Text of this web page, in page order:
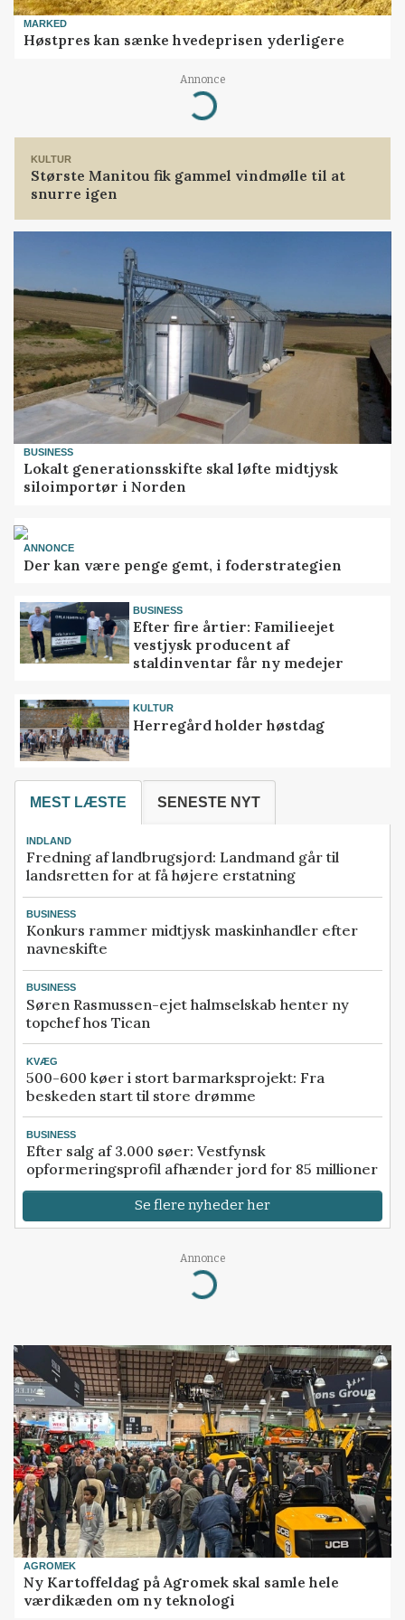
MARKED
Høstpres kan sænke hvedeprisen yderligere
Annonce
Loading...
KULTUR
Største Manitou fik gammel vindmølle til at
snurre igen
BUSINESS
Lokalt generationsskifte skal løfte midtjysk
siloimportør i Norden
ANNONCE
Der kan være penge gemt, i foderstrategien
BUSINESS
Efter fire årtier: Familieejet
vestjysk producent af
staldinventar får ny medejer
KULTUR
Herregård holder høstdag
MEST LÆSTE SENESTE NYT
INDLAND
Fredning af landbrugsjord: Landmand går til
landsretten for at få højere erstatning
BUSINESS
Konkurs rammer midtjysk maskinhandler efter
navneskifte
BUSINESS
Søren Rasmussen-ejet halmselskab henter ny
topchef hos Tican
KVÆG
500-600 køer i stort barmarksprojekt: Fra
beskeden start til store drømme
BUSINESS
Efter salg af 3.000 søer: Vestfynsk
opformeringsprofil afhænder jord for 85 millioner
Se flere nyheder her
Annonce
Loading...
AGROMEK
Ny Kartoffeldag på Agromek skal samle hele
værdikæden om ny teknologi